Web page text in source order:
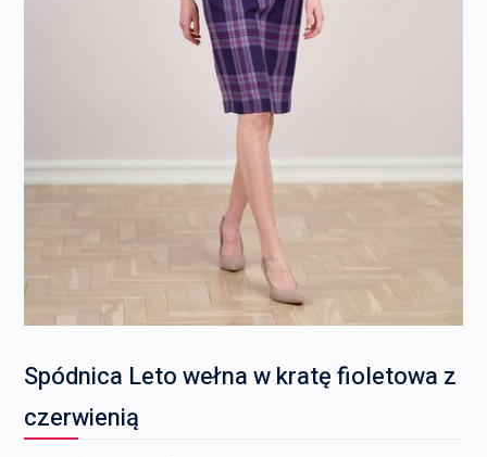
Spódnica Leto wełna w kratę fioletowa z
czerwienią